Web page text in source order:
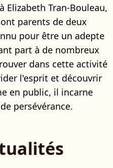
Elizabeth Tran-Bouleau,
parents de deux
pour être un adepte
part à de nombreux
dans cette activité
l'esprit et découvrir
en public, il incarne
persévérance.